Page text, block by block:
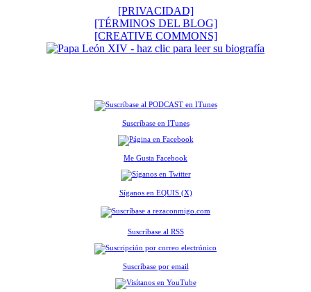
[PRIVACIDAD]
[TÉRMINOS DEL BLOG]
[CREATIVE COMMONS]
Suscríbase en ITunes
Me Gusta Facebook
Síganos en EQUIS (X)
Suscríbase al RSS
Suscríbase por email